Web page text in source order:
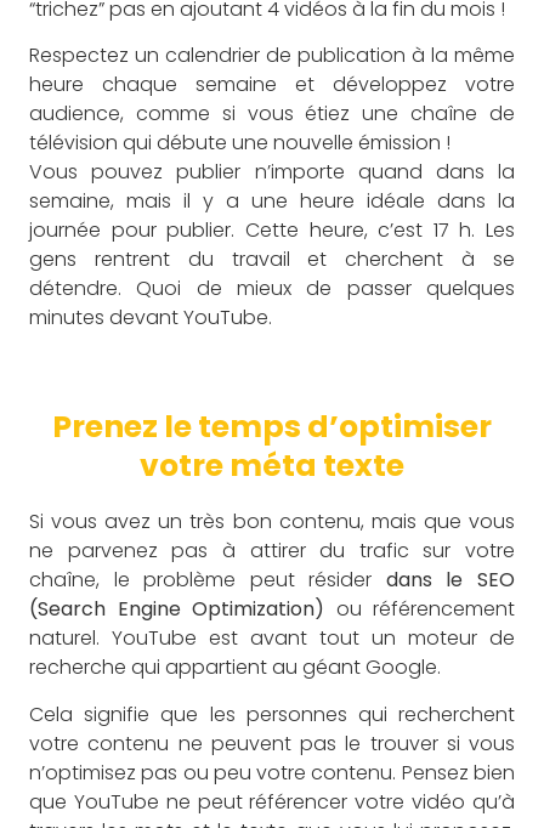
“trichez” pas en ajoutant 4 vidéos à la fin du mois !
Respectez un calendrier de publication à la même
heure chaque semaine et développez votre
audience, comme si vous étiez une chaîne de
télévision qui débute une nouvelle émission !
Vous pouvez publier n’importe quand dans la
semaine, mais il y a une heure idéale dans la
journée pour publier. Cette heure, c’est 17 h. Les
gens rentrent du travail et cherchent à se
détendre. Quoi de mieux de passer quelques
minutes devant YouTube.
Prenez le temps d’optimiser
votre méta texte
Si vous avez un très bon contenu, mais que vous
ne parvenez pas à attirer du trafic sur votre
chaîne, le problème peut résider dans le SEO
(Search Engine Optimization) ou référencement
naturel. YouTube est avant tout un moteur de
recherche qui appartient au géant Google.
Cela signifie que les personnes qui recherchent
votre contenu ne peuvent pas le trouver si vous
n’optimisez pas ou peu votre contenu. Pensez bien
que YouTube ne peut référencer votre vidéo qu’à